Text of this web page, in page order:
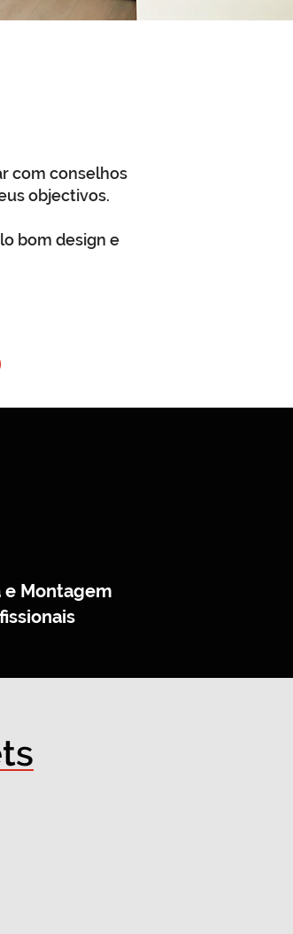
com conselhos
objectivos.
bom design e
e Montagem